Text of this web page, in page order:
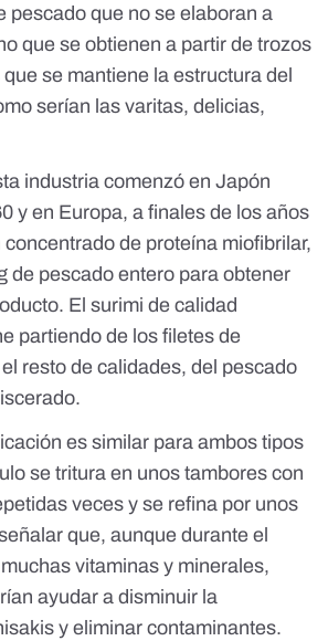
pescado que no se elaboran a
que se obtienen a partir de trozos
se mantiene la estructura del
serían lasvaritas, delicias,
industria comenzó en Japón
y en Europa, a finales de los años
concentrado de proteína miofibrilar,
de pescado entero para obtener
. El surimi de calidad
partiendo de los filetes de
resto de calidades, del pescado
es similar para ambos tipos
se tritura en unos tambores con
veces y se refina por unos
que, aunque durante el
vitaminas y minerales,
ayudar a disminuir la
y eliminar contaminantes.